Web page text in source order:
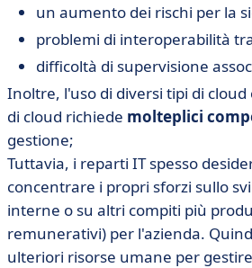
un aumento dei rischi per la
problemi di interoperabilità
difficoltà di supervisione
Inoltre, l'uso di diversi tipi di
di cloud richiede molteplici
gestione;
Tuttavia, i reparti IT spesso
concentrare i propri sforzi sullo
interne o su altri compiti più
remunerativi) per l'azienda.
ulteriori risorse umane per